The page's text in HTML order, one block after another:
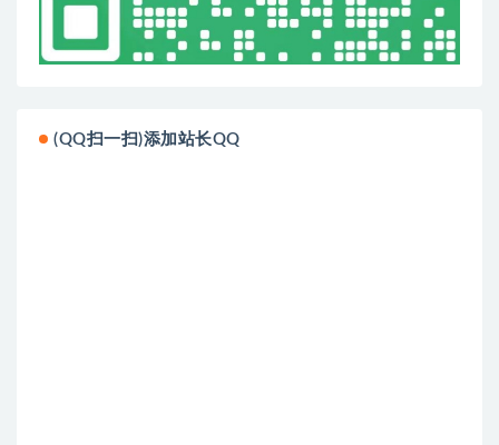
(QQ扫一扫)添加站长QQ